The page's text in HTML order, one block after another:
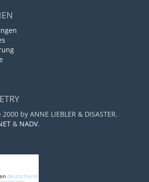
by ANNE LIEBLER & DISASTER.
& NADV.